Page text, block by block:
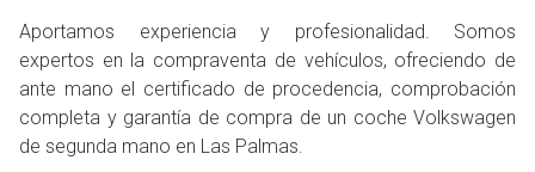
Aportamos experiencia y profesionalidad. Somos
expertos en la compraventa de vehículos, ofreciendo de
ante mano el certificado de procedencia, comprobación
completa y garantía de compra de un coche Volkswagen
de segunda mano en Las Palmas.